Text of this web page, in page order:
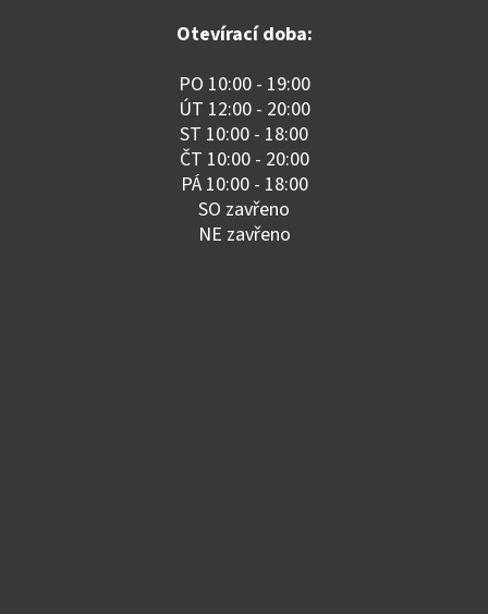
Otevírací doba:
PO 10:00 - 19:00
ÚT 12:00 - 20:00
ST 10:00 - 18:00
ČT 10:00 - 20:00
PÁ 10:00 - 18:00
SO zavřeno
NE zavřeno